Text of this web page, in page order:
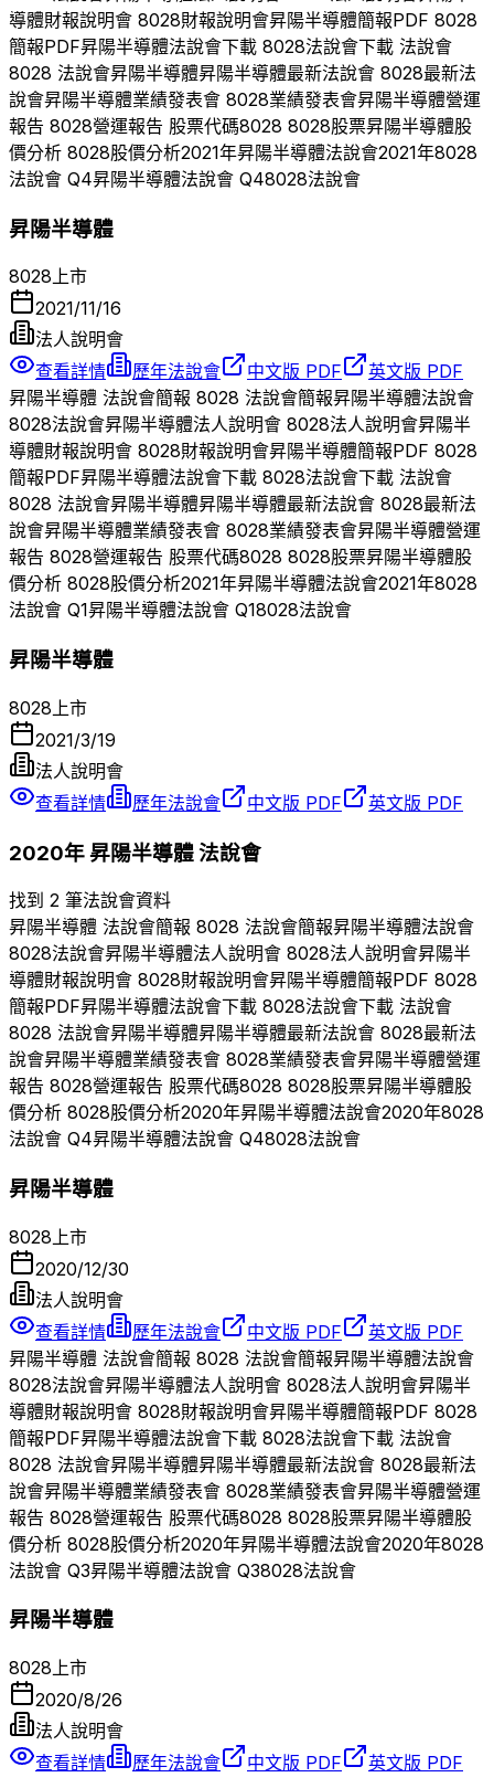
導體財報說明會 8028財報說明會昇陽半導體簡報PDF 8028
簡報PDF昇陽半導體法說會下載 8028法說會下載 法說會
8028 法說會昇陽半導體昇陽半導體最新法說會 8028最新法
說會昇陽半導體業績發表會 8028業績發表會昇陽半導體營運
報告 8028營運報告 股票代碼8028 8028股票昇陽半導體股
價分析 8028股價分析2021年昇陽半導體法說會2021年8028
法說會 Q4昇陽半導體法說會 Q48028法說會
昇陽半導體
8028上市
2021/11/16
法人說明會
查看詳情
歷年法說會 中文版 PDF
英文版 PDF
昇陽半導體 法說會簡報 8028 法說會簡報昇陽半導體法說會
8028法說會昇陽半導體法人說明會 8028法人說明會昇陽半
導體財報說明會 8028財報說明會昇陽半導體簡報PDF 8028
簡報PDF昇陽半導體法說會下載 8028法說會下載 法說會
8028 法說會昇陽半導體昇陽半導體最新法說會 8028最新法
說會昇陽半導體業績發表會 8028業績發表會昇陽半導體營運
報告 8028營運報告 股票代碼8028 8028股票昇陽半導體股
價分析 8028股價分析2021年昇陽半導體法說會2021年8028
法說會 Q1昇陽半導體法說會 Q18028法說會
昇陽半導體
8028 上市
2021/3/19
法人說明會
查看詳情
歷年法說會 中文版 PDF 英文版 PDF
2020年昇陽半導體法說會
找到 2 筆法說會資料
昇陽半導體 法說會簡報 8028 法說會簡報昇陽半導體法說會
8028法說會昇陽半導體法人說明會 8028法人說明會昇陽半
導體財報說明會 8028財報說明會昇陽半導體簡報PDF 8028
簡報PDF昇陽半導體法說會下載 8028法說會下載 法說會
8028 法說會昇陽半導體昇陽半導體最新法說會 8028最新法
說會昇陽半導體業績發表會 8028業績發表會昇陽半導體營運
報告 8028營運報告 股票代碼8028 8028股票昇陽半導體股
價分析 8028股價分析2020年昇陽半導體法說會2020年8028
法說會 Q4昇陽半導體法說會 Q48028法說會
昇陽半導體
8028 上市
2020/12/30
法人說明會
查看詳情
歷年法說會 中文版 PDF
英文版 PDF
昇陽半導體 法說會簡報 8028 法說會簡報昇陽半導體法說會
8028法說會昇陽半導體法人說明會 8028法人說明會昇陽半
導體財報說明會 8028財報說明會昇陽半導體簡報PDF 8028
簡報PDF昇陽半導體法說會下載 8028法說會下載 法說會
8028 法說會昇陽半導體昇陽半導體最新法說會 8028最新法
說會昇陽半導體業績發表會 8028業績發表會昇陽半導體營運
報告 8028營運報告 股票代碼8028 8028股票昇陽半導體股
價分析 8028股價分析2020年昇陽半導體法說會2020年8028
法說會 Q3昇陽半導體法說會 Q38028法說會
昇陽半導體
8028上市
2020/8/26
法人說明會
查看詳情
歷年法說會 中文版 PDF 英文版 PDF